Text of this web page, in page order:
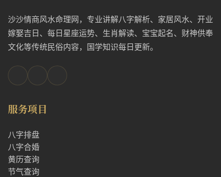
沙沙情商风水命理网，专业讲解八字解析、家居风水、开业
嫁娶吉日、每日星座运势、生肖解读、宝宝起名、财神供奉
文化等传统民俗内容，国学知识每日更新。
服务项目
八字排盘
八字合婚
黄历查询
节气查询